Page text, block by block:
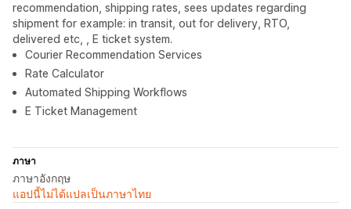
recommendation, shipping rates, sees updates regarding
shipment for example: in transit, out for delivery, RTO,
delivered etc, , E ticket system.
Courier Recommendation Services
Rate Calculator
Automated Shipping Workflows
E Ticket Management
ภาษา
ภาษาอังกฤษ
แอปนี้ไม่ได้แปลเป็นภาษาไทย